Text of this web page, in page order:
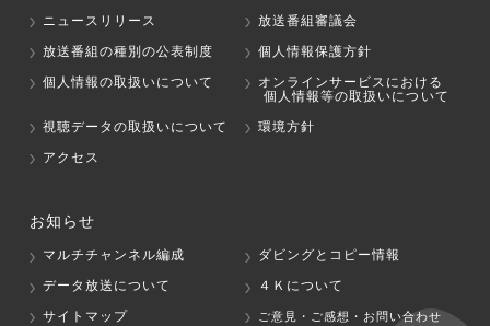
ニュースリリース
放送番組審議会
放送番組の種別の公表制度
個人情報保護方針
個人情報の取扱いについて
オンラインサービスにおける
個人情報等の取扱いについて
視聴データの取扱いについて
環境方針
アクセス
お知らせ
マルチチャンネル編成
ダビングとコピー情報
データ放送について
４Ｋについて
サイトマップ
ご意見・ご感想・お問い合わせ